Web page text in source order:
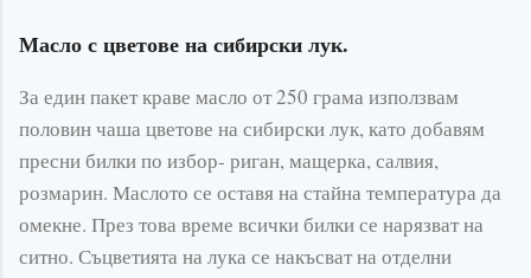
Масло с цветове на сибирски лук.
За един пакет краве масло от 250 грама използвам
половин чаша цветове на сибирски лук, като добавям
пресни билки по избор- риган, мащерка, салвия,
розмарин. Маслото се оставя на стайна температура да
омекне. През това време всички билки се нарязват на
ситно. Съцветията на лука се накъсват на отделни